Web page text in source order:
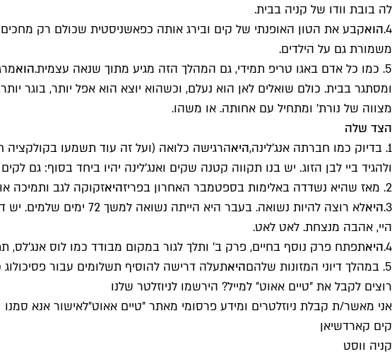
לה בובת וודו של קניה בבית.
4.הואקבע את הטון האופנתי של קים ובירג אותה כפאשניסטית שכולם רק
משמורת גם על הילדים.
5. כמו כל אדם באגו טריפ תמידי, גם המהלך הזה מגיע מתוך שנאה עצמית.
הוא
ומסתגר בבית. כולם שואלים לאן הוא נעלם, וכשהוא יוצא הוא אפל יותר,
מצווה של נורת' ומתחיל עם אחותה. או משהו.
הצד שלה
1. בדיוק כמו חברתה אנג'לינה,
היאהרגישה כלואה (ועל זה עוד תשמעו בקולקציה
ולהגיד ביי לבן הזוג. יש בנו תקווה קטנה שקים ואנג׳לינה יהיו ביחד בסוף: גם
2. מאז שהיא נשדדה באלימות בספטמבר האחרון בפריז
היאזקוקה לגב ותמיכה או לפחות מישהו
3. היא
לא רוצה להיות נשואה.
היי, אהבה מנצחת. לאט לאט.
4.היאתפתח פרק נוסף בחיים, פרק ב' ותלך לגור במקום מבודד כמו לוס
5. במהלך דיוני המזונות שלהם
היאתעלה דרישה להוסיף תשלומים עבור
רוצים לקבל את ״טיים אאוט״ למייל? הירשמו לניוזלטר שלנו
אני מאשר/ת קבלת ניוזלטרים ומידע פרסומי מאתר ״טיים אאוט״לאישור אנא סמנו
קים קארדשיאן
קניה ווסט